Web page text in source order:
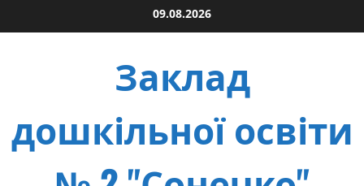
to
09.08.2026
Заклад
дошкільної освіти